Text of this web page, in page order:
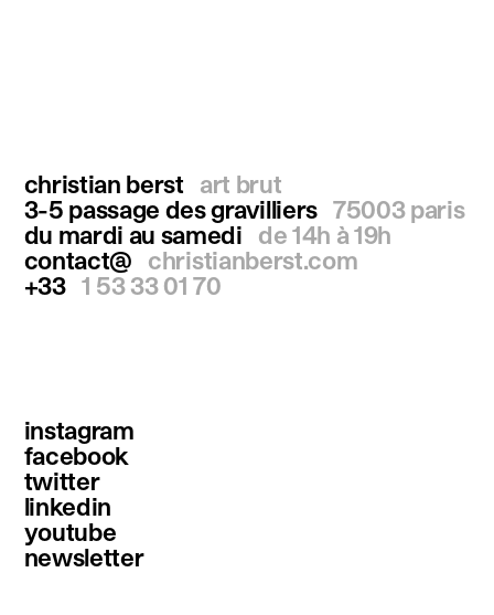
christian berst
art brut
3-5 passage des gravilliers 75003 paris
du mardi au samedi
de 14h à 19h
contact@
christianberst.com
+33 1 53 33 01 70
instagram
facebook
twitter
linkedin
youtube
newsletter